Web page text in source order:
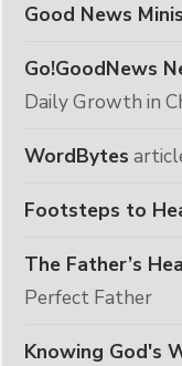
Good News
Go!GoodNews
Daily Growth in
WordBytes
Footsteps to
The Father’s
Perfect Father
Knowing God's